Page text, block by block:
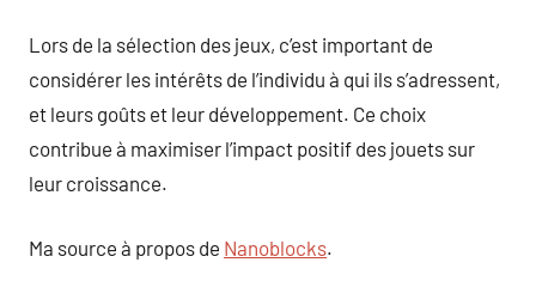
Lors de la sélection des jeux, c’est important de
considérer les intérêts de l’individu à qui ils s’adressent,
et leurs goûts et leur développement. Ce choix
contribue à maximiser l’impact positif des jouets sur
leur croissance.
Ma source à propos de Nanoblocks.